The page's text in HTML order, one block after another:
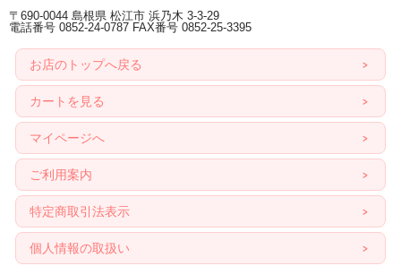
〒690-0044 島根県 松江市 浜乃木 3-3-29
電話番号 0852-24-0787 FAX番号 0852-25-3395
お店のトップへ戻る
カートを見る
マイページへ
ご利用案内
特定商取引法表示
個人情報の取扱い